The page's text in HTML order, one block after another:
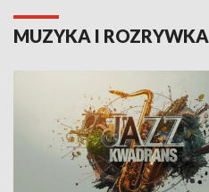
MUZYKA I ROZRYWKA